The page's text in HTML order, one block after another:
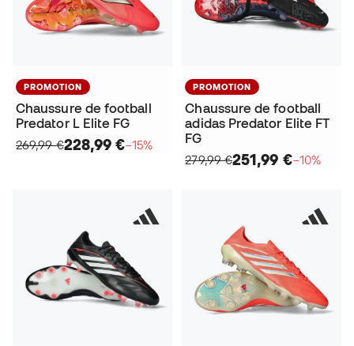
PROMOTION
Chaussure de football
Predator L Elite FG
269,99 €228,99 €−15%
PROMOTION
Chaussure de football
adidas Predator Elite FT
FG
279,99 €251,99 €−10%